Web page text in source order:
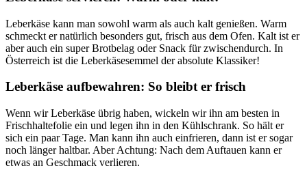
Leberkäse kann man sowohl warm als auch kalt genießen. Warm
schmeckt er natürlich besonders gut, frisch aus dem Ofen. Kalt ist er
aber auch ein super Brotbelag oder Snack für zwischendurch. In
Österreich ist die Leberkäsesemmel der absolute Klassiker!
Leberkäse aufbewahren: So bleibt er frisch
Wenn wir Leberkäse übrig haben, wickeln wir ihn am besten in
Frischhaltefolie ein und legen ihn in den Kühlschrank. So hält er
sich ein paar Tage. Man kann ihn auch einfrieren, dann ist er sogar
noch länger haltbar. Aber Achtung: Nach dem Auftauen kann er
etwas an Geschmack verlieren.